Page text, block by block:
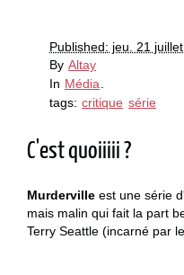
Published: jeu. 21
By Altay
In Média.
tags: critique série
C'est quoiiiii ?
Murderville est une série
mais malin qui fait la part
Terry Seattle (incarné par